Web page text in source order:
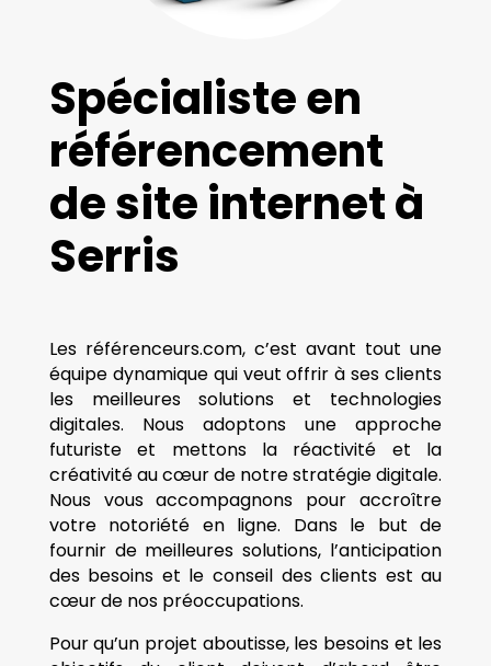
Spécialiste en
référencement
de site internet à
Serris
Les référenceurs.com, c’est avant tout une
équipe dynamique qui veut offrir à ses clients
les meilleures solutions et technologies
digitales. Nous adoptons une approche
futuriste et mettons la réactivité et la
créativité au cœur de notre stratégie digitale.
Nous vous accompagnons pour accroître
votre notoriété en ligne. Dans le but de
fournir de meilleures solutions, l’anticipation
des besoins et le conseil des clients est au
cœur de nos préoccupations.
Pour qu’un projet aboutisse, les besoins et les